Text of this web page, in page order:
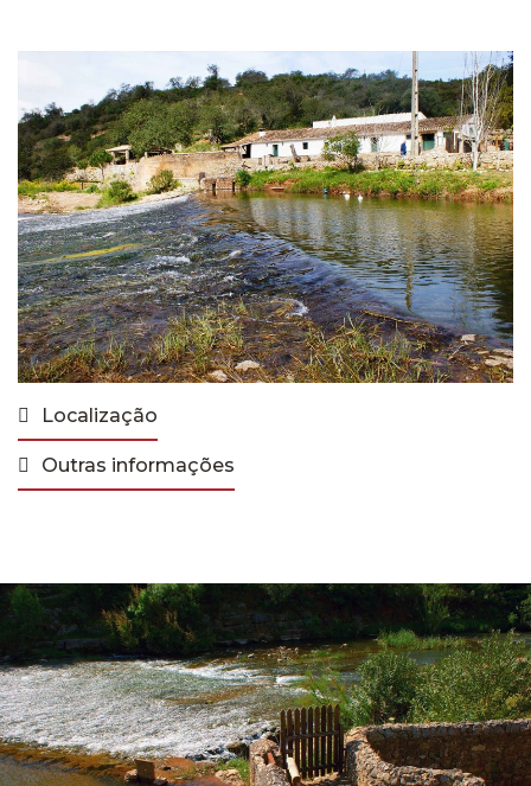
Localização
Outras informações